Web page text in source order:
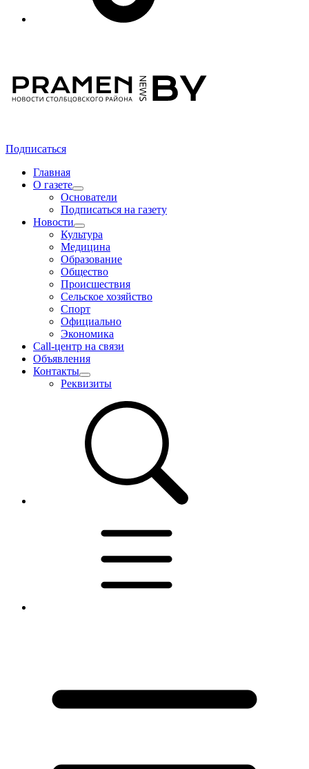
Подписаться
Главная
О газете
Основатели
Подписаться на газету
Новости
Культура
Медицина
Образование
Общество
Происшествия
Сельское хозяйство
Спорт
Официально
Экономика
Call-центр на связи
Объявления
Контакты
Реквизиты